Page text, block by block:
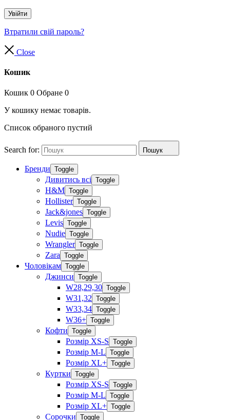
Увійти
Втратили свій пароль?
Close
Кошик
Кошик 0 Обране 0
У кошику немає товарів.
Список обраного пустий
Search for: Пошук
Бренди Toggle
Дивитись всі Toggle
H&M Toggle
Hollister Toggle
Jack&jones Toggle
Levis Toggle
Nudie Toggle
Wrangler Toggle
Zara Toggle
Чоловікам Toggle
Джинси Toggle
W28,29,30 Toggle
W31,32 Toggle
W33,34 Toggle
W36+ Toggle
Кофти Toggle
Розмір XS-S Toggle
Розмір M-L Toggle
Розмір XL+ Toggle
Куртки Toggle
Розмір XS-S Toggle
Розмір M-L Toggle
Розмір XL+ Toggle
Сорочки Toggle